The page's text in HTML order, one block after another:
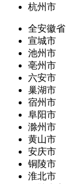
杭州市
全安徽省
宣城市
池州市
亳州市
六安市
巢湖市
宿州市
阜阳市
滁州市
黄山市
安庆市
铜陵市
淮北市